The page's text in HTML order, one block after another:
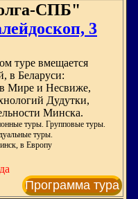
СПБ"
3
туре вмещается
в Беларуси:
Мире и Несвиже,
Дудутки,
Минска.
туры. Групповые туры.
туры.
в Европу
Программа тура